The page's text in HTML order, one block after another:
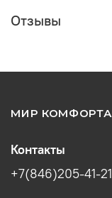
Отзывы
МИР КОМФОРТА
Контакты
+7(846)205-41-21